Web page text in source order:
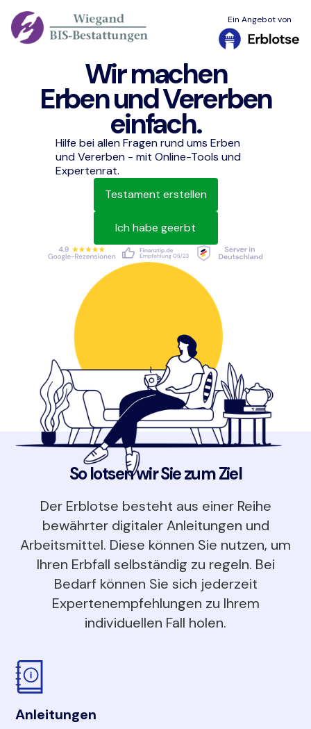
Ein Angebot von
Wir machen
Erben und Vererben
einfach.
Hilfe bei allen Fragen rund ums Erben
und Vererben - mit Online-Tools und
Expertenrat.
Testament erstellen
Ich habe geerbt
So lotsen wir Sie zum Ziel
Der Erblotse besteht aus einer Reihe
bewährter digitaler Anleitungen und
Arbeitsmittel. Diese können Sie nutzen, um
Ihren Erbfall selbständig zu regeln. Bei
Bedarf können Sie sich jederzeit
Expertenempfehlungen zu Ihrem
individuellen Fall holen.
Anleitungen